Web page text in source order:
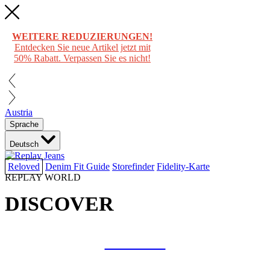
WEITERE REDUZIERUNGEN!
Entdecken Sie neue Artikel jetzt mit
50% Rabatt. Verpassen Sie es nicht!
Austria
Sprache
Deutsch
Reloved Denim Fit Guide Storefinder Fidelity-Karte
REPLAY WORLD
DISCOVER